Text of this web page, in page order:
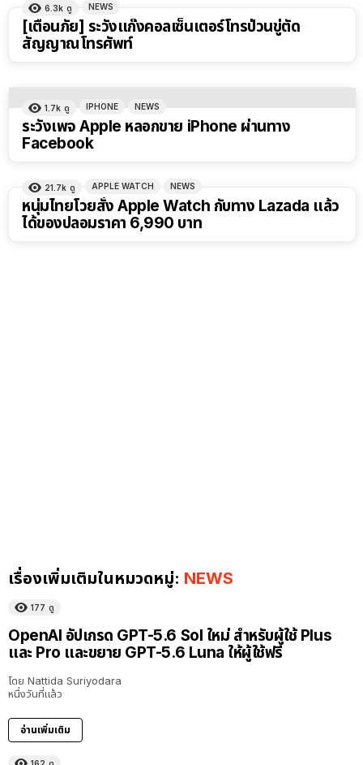
6.3k ดู NEWS
[เตือนภัย] ระวังแก๊งคอลเซ็นเตอร์โทรป่วนขู่ตัด
สัญญาณโทรศัพท์
1.7k ดู IPHONE NEWS
ระวังเพจ Apple หลอกขาย iPhone ผ่านทาง
Facebook
21.7k ดู APPLE WATCH NEWS
หนุ่มไทยโวยสั่ง Apple Watch กับทาง Lazada แล้ว
ได้ของปลอมราคา 6,990 บาท
เรื่องเพิ่มเติมในหมวดหมู่: NEWS
177 ดู
OpenAI อัปเกรด GPT-5.6 Sol ใหม่ สำหรับผู้ใช้ Plus
และ Pro และขยาย GPT-5.6 Luna ให้ผู้ใช้ฟรี
โดย Nattida Suriyodara
หนึ่งวันที่แล้ว
อ่านเพิ่มเติม